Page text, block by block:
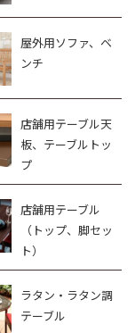
屋外用ソファ、ベ
ンチ
店舗用テーブル天
板、テーブルトッ
プ
店舗用テーブル
（トップ、脚セッ
ト）
ラタン・ラタン調
テーブル